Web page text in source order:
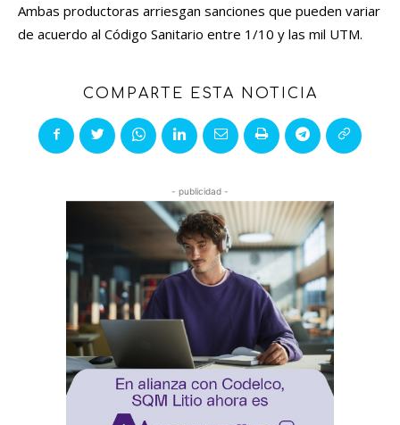
Ambas productoras arriesgan sanciones que pueden variar
de acuerdo al Código Sanitario entre 1/10 y las mil UTM.
COMPARTE ESTA NOTICIA
- publicidad -